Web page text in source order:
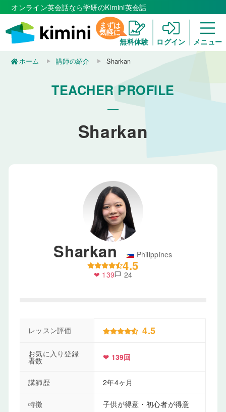
オンライン英会話なら学研のKimini英会話
まずは
気軽に
無料体験
ログイン メニュー
ホーム 講師の紹介 Sharkan
TEACHER PROFILE
Sharkan
Sharkan Philippines
4.5
❤ 139chat_bubble 24
レッスン評価 4.5
お気に入り登録
者数 ❤ 139回
講師歴 2年4ヶ月
特徴 子供が得意・初心者が得意